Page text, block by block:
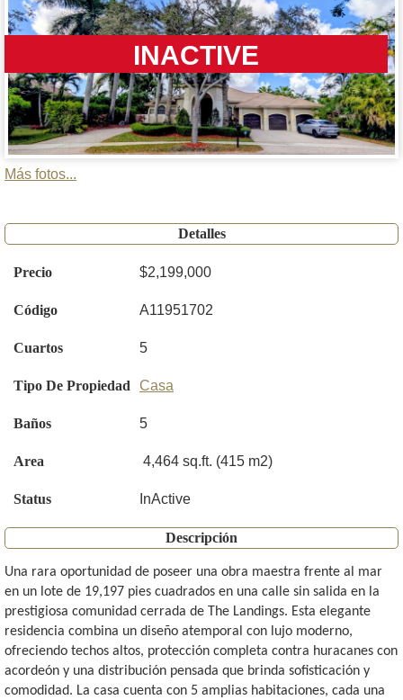
INACTIVE
Más fotos...
Detalles
Precio $2,199,000
Código A11951702
Cuartos 5
Tipo De Propiedad Casa
Baños 5
Area 4,464 sq.ft. (415 m2)
Status InActive
Descripción
Una rara oportunidad de poseer una obra maestra frente al mar
en un lote de 19,197 pies cuadrados en una calle sin salida en la
prestigiosa comunidad cerrada de The Landings. Esta elegante
residencia combina un diseño atemporal con lujo moderno,
ofreciendo techos altos, protección completa contra huracanes con
acordeón y una distribución pensada que brinda sofisticación y
comodidad. La casa cuenta con 5 amplias habitaciones, cada una